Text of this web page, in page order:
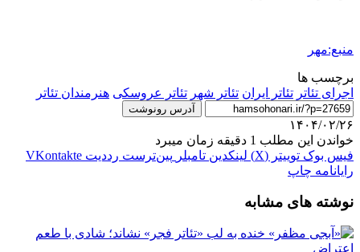
منبع:مهر
برچسب ها
اجرای تئاتر تئاتر ایران تئاتر شهر تئاتر عروسکی هنرمندان تئاتر
آدرس رونوشت
۱۴۰۴/۰۲/۲۶
خواندن این مطلب 1 دقیقه زمان میبرد
فیس بوک توییتر (X) لینکدین ‫تامبلر ‫پین‌ترست ‫رددیت ‫VKontakte
رایانامه چاپ
نوشته های مشابه